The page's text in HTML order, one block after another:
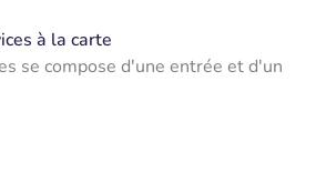
à la carte
se compose d'une entrée et d'un